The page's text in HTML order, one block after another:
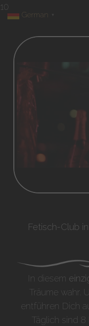
10
Fetisch-Club
In diesem
Träume wahr.
entführen Dich
Täglich sind 8
German